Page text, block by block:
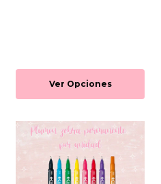
Ver Opciones